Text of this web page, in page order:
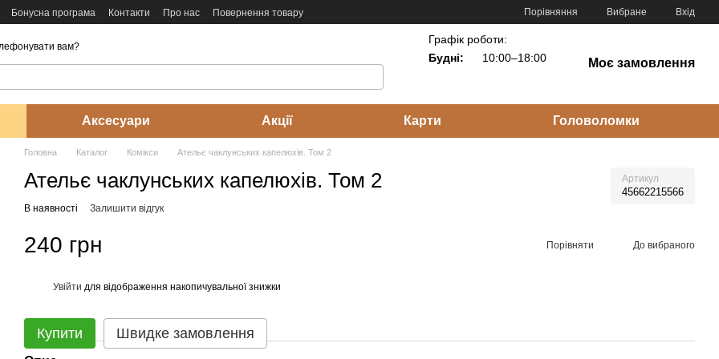
Бонусна програма Контакти Про нас
Повернення товару
Порівняння Вибране Вхід
вам?
Графік роботи:
Будні:
10:00–18:00 Моє замовлення
Аксесуари Акції Карти Головоломки
Головна Каталог Комікси Ательє чаклунських капелюхів. Том 2
Ательє чаклунських капелюхів. Том 2 Артикул
45662215566
В наявності Залишити відгук
240 грн Порівняти До вибраного
Увійти для відображення накопичувальної знижки
Купити Швидке замовлення